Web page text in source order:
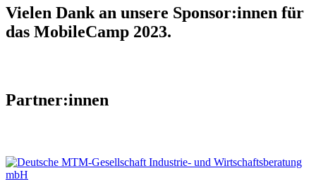
Vielen Dank an unsere Sponsor:innen für
das MobileCamp 2023.
Partner:innen